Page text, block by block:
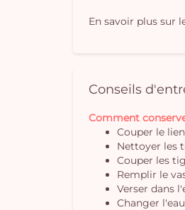
En savoir plus sur
Conseils
Comment
Couper le
Nettoyer les
Couper les
Remplir le
Verser dans
Changer